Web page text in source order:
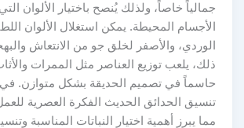
جمالياً خاصاً، ولذلك يُنصح باختيار الألوان
الأجسام المحيطة. يمكن استغلال الألوان
الوردي، والأصفر لخلق جو من الانتعاش
ذلك، يلعب توزيع العناصر مثل الممرات
حاسماً في تصميم الحديقة بشكل متوازن. في
تنسيق الحدائق الحديث الفكرة العصرية
مما يبرز أهمية اختيار النباتات المناسبة